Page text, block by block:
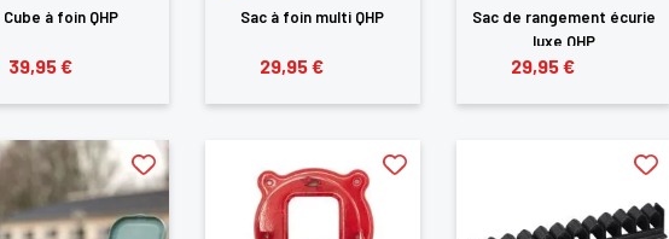
Cube à foin QHP
39,95 €
Sac à foin multi QHP
29,95 €
Sac de rangement écurie
luxe QHP
29,95 €
ANNULER SE CONNECTER